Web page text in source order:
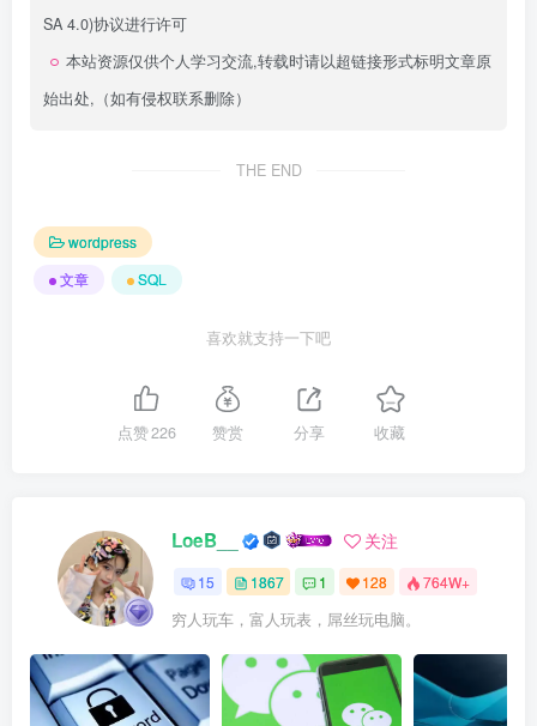
SA 4.0)协议进行许可
本站资源仅供个人学习交流,转载时请以超链接形式标明文章原
始出处,（如有侵权联系删除）
THE END
wordpress
文章
SQL
喜欢就支持一下吧
点赞226 赞赏 分享 收藏
LoeB__ 关注
15 1867 1 128 764W+
穷人玩车，富人玩表，屌丝玩电脑。